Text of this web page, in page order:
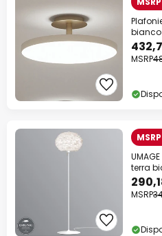
bianco
MSRP
terra
MSRP